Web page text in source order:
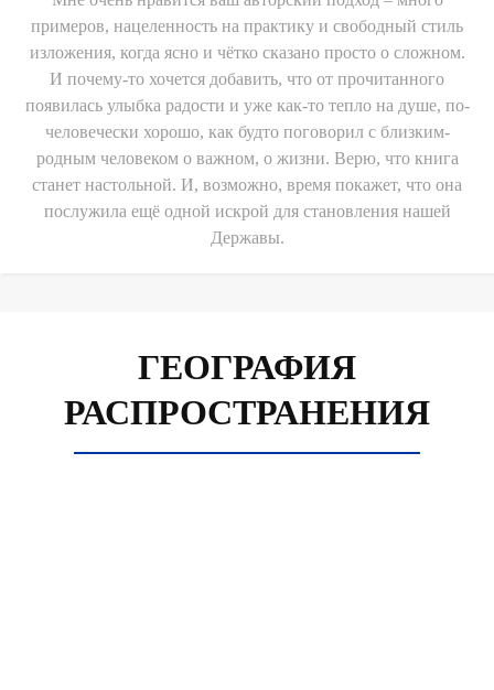
примеров, нацеленность на практику и свободный стиль
изложения, когда ясно и чётко сказано просто о сложном.
И почему-то хочется добавить, что от прочитанного
появилась улыбка радости и уже как-то тепло на душе, по-
человечески хорошо, как будто поговорил с близким-
родным человеком о важном, о жизни. Верю, что книга
станет настольной. И, возможно, время покажет, что она
послужила ещё одной искрой для становления нашей
Державы.
ГЕОГРАФИЯ
РАСПРОСТРАНЕНИЯ